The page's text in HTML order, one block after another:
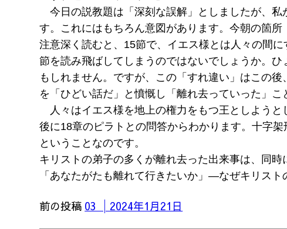
今日の説教題は「深刻な誤解」としましたが、私
す。これにはもちろん意図があります。今朝の箇
注意深く読むと、15節で、イエス様とは人々の間
節を読み飛ばしてしまうのではないでしょうか。
もしれません。ですが、この「すれ違い」はこの
を「ひどい話だ」と憤慨し「離れ去っていった」
人々はイエス様を地上の権力をもつ王としようと
後に18章のピラトとの問答からわかります。十字
ということなのです。
キリストの弟子の多くが離れ去った出来事は、同
「あなたがたも離れて行きたいか」―なぜキリス
前の投稿 03 │2024年1月21日